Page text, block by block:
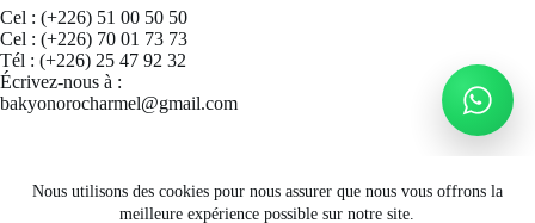
Nous utilisons des cookies pour nous assurer que nous vous offrons la
meilleure expérience possible sur notre site.
Cel : (+226) 51 00 50 50
Cel : (+226) 70 01 73 73
Tél : (+226) 25 47 92 32
Écrivez-nous à :
bakyonorocharmel@gmail.com